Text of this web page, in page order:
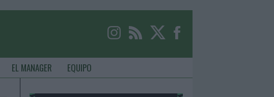
EL MANAGER EQUIPO